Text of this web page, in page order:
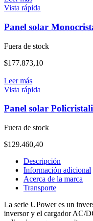
Vista rápida
Panel solar
Fuera de stock
$177.873,10
Leer más
Vista rápida
Panel solar
Fuera de stock
$129.460,40
Descripción
Información adicional
Acerca de la marca
Transporte
La serie UPower es un
inversor y el cargador AC/